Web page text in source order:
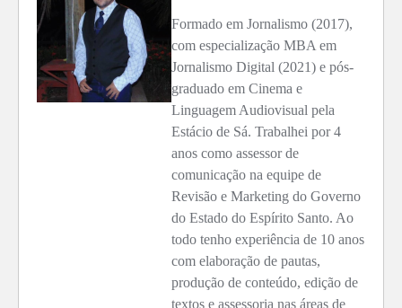
Formado em Jornalismo (2017),
com especialização MBA em
Jornalismo Digital (2021) e pós-
graduado em Cinema e
Linguagem Audiovisual pela
Estácio de Sá. Trabalhei por 4
anos como assessor de
comunicação na equipe de
Revisão e Marketing do Governo
do Estado do Espírito Santo. Ao
todo tenho experiência de 10 anos
com elaboração de pautas,
produção de conteúdo, edição de
textos e assessoria nas áreas de